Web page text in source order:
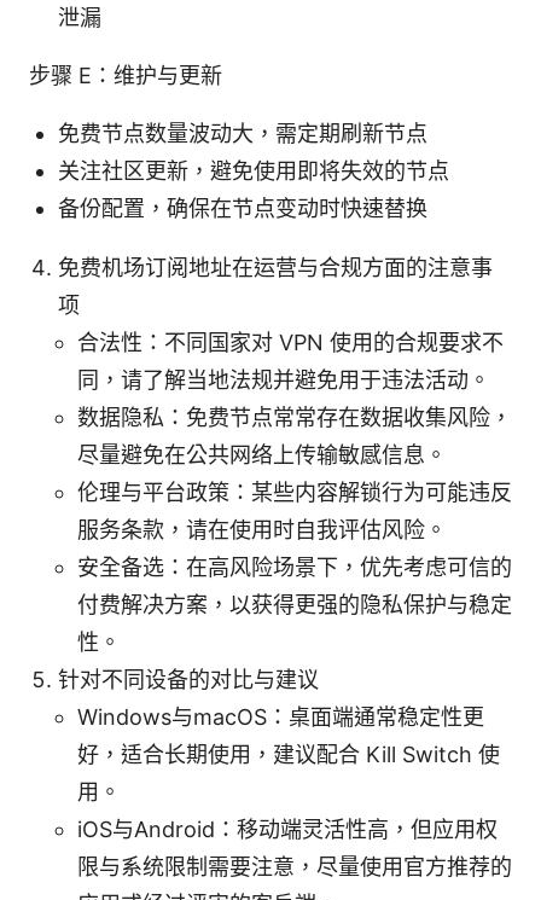
泄漏
步骤 E：维护与更新
免费节点数量波动大，需定期刷新节点
关注社区更新，避免使用即将失效的节点
备份配置，确保在节点变动时快速替换
免费机场订阅地址在运营与合规方面的注意事
项
合法性：不同国家对 VPN 使用的合规要求不
同，请了解当地法规并避免用于违法活动。
数据隐私：免费节点常常存在数据收集风险，
尽量避免在公共网络上传输敏感信息。
伦理与平台政策：某些内容解锁行为可能违反
服务条款，请在使用时自我评估风险。
安全备选：在高风险场景下，优先考虑可信的
付费解决方案，以获得更强的隐私保护与稳定
性。
针对不同设备的对比与建议
Windows与macOS：桌面端通常稳定性更
好，适合长期使用，建议配合 Kill Switch 使
用。
iOS与Android：移动端灵活性高，但应用权
限与系统限制需要注意，尽量使用官方推荐的